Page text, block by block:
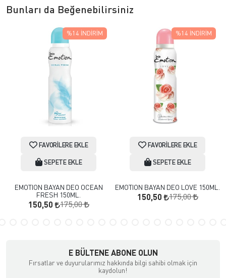
Bunları da Beğenebilirsiniz
FAVORILERE EKLE
SEPETE EKLE
EMOTION BAYAN DEO OCEAN
FRESH 150ML.
150,50 175,00
%14 İNDIRIM
FAVORILERE EKLE
SEPETE EKLE
EMOTION BAYAN DEO LOVE 150ML.
150,50 175,00
%14 İNDIRIM
E BÜLTENE ABONE OLUN
Fırsatlar ve duyurularımız hakkında bilgi sahibi olmak için
kaydolun!